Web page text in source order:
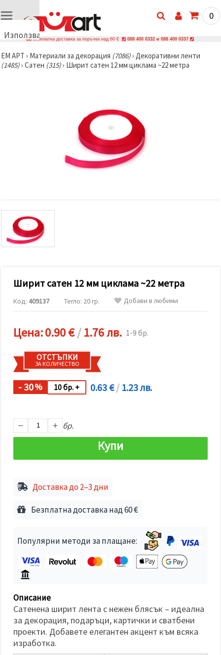
Използваме
🍪
Използваме
да
показваме
релевантно
съдържание
и реклами,
включително
за анализ
използваме
"бисквитки"
като
натиснеш
"Приеми
всички!"
или да
си в
"Настройки",
като
вид
бутона
"Запази"
Приеми
Настройки
на
бисквитките
0
Безплатна доставка за поръчки над 60 € 088 400 0332 и 088 400 0337
ЕМ АРТ › Материали за декорация (7086)› Декоративни ленти
(1485)› Сатен (315)› Ширит cатен 12 мм циклама ~22 метра
Ширит cатен 12 мм циклама ~22 метра
Код: 409137 Тегло: 20 гр. Добави в любими
Цена:0.90 €/1.76 лв. 1-9 бр.
ОТСТЪПКИ
ЗА КОЛИЧЕСТВО
- 30% 10 бр. + 0.63 €/ 1.23 лв.
бр.
Купи
Доставка до 2–3 дни
Безплатна доставка над 60 €
Популярни методи за плащане:
Описание
Сатенена ширит лента с нежен блясък – идеална
за декорация, подаръци, картички и сватбени
проекти. Добавете елегантен акцент към всяка
изработка.